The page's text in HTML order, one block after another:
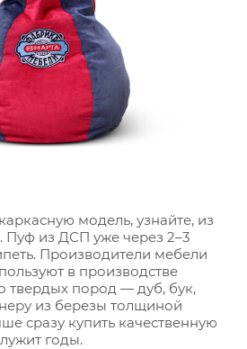
модель, узнайте, из
Пуф из ДСП уже через 2–3
Производители мебели
в производстве
твердых пород — дуб, бук,
из березы толщиной
сразу купить качественную
годы.